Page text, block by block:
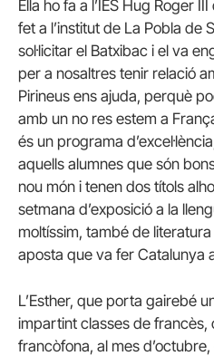
Ella ho fa a l’IES Hug Roger
fet a l’institut de La Pobla de
sol·licitar el Batxibac i el va
per a nosaltres tenir relació
Pirineus ens ajuda, perquè
amb un no res estem a
és un programa
aquells alumnes que són
nou món i tenen dos títols
setmana d’exposició a la
moltíssim, també de literatura
aposta que va fer Catalunya
L’Esther, que porta gairebé
impartint classes de francès,
francòfona, al mes d’octubre,